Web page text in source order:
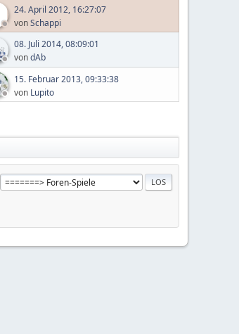
24. April 2012, 16:27:07
vonSchappi
08. Juli 2014, 08:09:01
vondAb
15. Februar 2013, 09:33:38
von Lupito